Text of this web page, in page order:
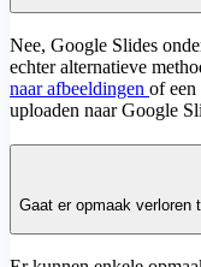
Nee, Google Slides
echter alternatieve
naar afbeeldingen of een
uploaden naar Google
Gaat er opmaak verloren